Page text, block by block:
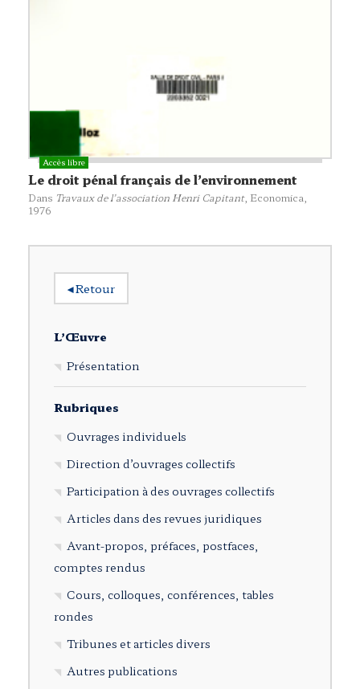
Le droit pénal français de l’environnement
Dans Travaux de l’association Henri Capitant, Economica
1976
◂Retour
L’Œuvre
Présentation
Rubriques
Ouvrages individuels
Direction d’ouvrages collectifs
Participation à des ouvrages collectifs
Articles dans des revues juridiques
Avant-propos, préfaces, postfaces,
comptes rendus
Cours, colloques, conférences, tables
rondes
Tribunes et articles divers
Autres publications